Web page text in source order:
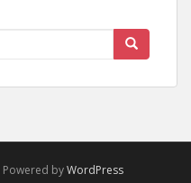
Powered byWordPress